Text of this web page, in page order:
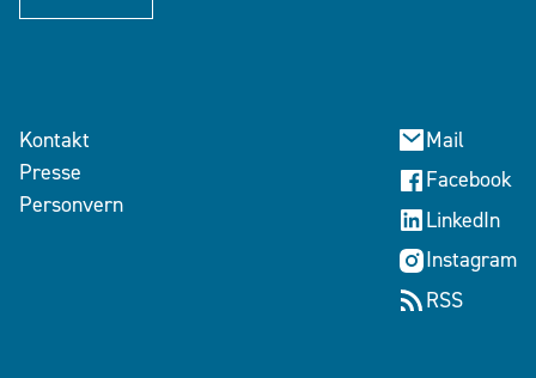
Kontakt
Presse
Personvern
Mail
Facebook
LinkedIn
Instagram
RSS